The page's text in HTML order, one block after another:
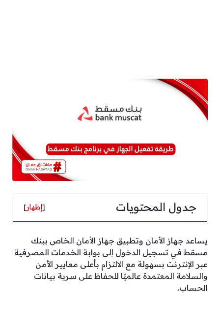
جدول المحتويات [إظهار]
يساعد جهاز الأمان وتطبيق جهاز الأمان الخاص ببنك
مسقط في تسجيل الدخول إلى بوابة الخدمات المصرفية
عبر الإنترنت بسهولة مع الالتزام بأعلى معايير الأمن
والسلامة المعتمدة عالميًا للحفاظ على سرية بيانات
الحساب.